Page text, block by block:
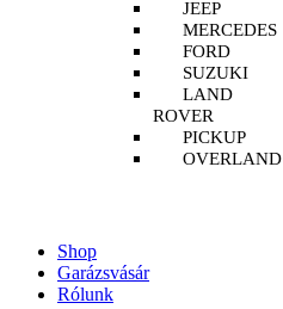
JEEP
MERCEDES
FORD
SUZUKI
LAND
ROVER
PICKUP
OVERLAND
Shop
Garázsvásár
Rólunk